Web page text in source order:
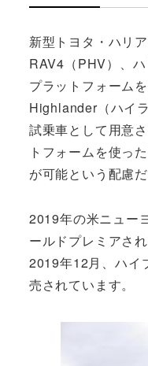
新型トヨタ・ハリ
RAV4（PHV）、
プラットフォーム
Highlander（ハイ
試乗車として用意
トフォームを使っ
が可能という配慮
2019年の米ニュー
ールドプレミアさ
2019年12月、ハイ
売されています。